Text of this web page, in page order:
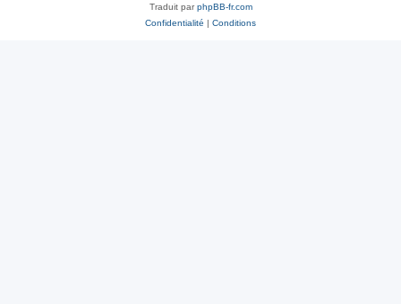
Traduit parphpBB-fr.com
Confidentialité | Conditions